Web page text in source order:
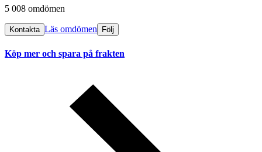
5 008 omdömen
Kontakta Läs omdömen Följ
Köp mer och spara på frakten